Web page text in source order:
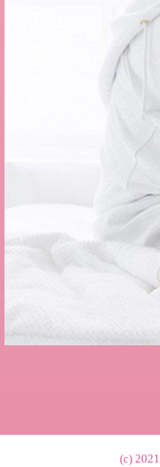
(c) 2021